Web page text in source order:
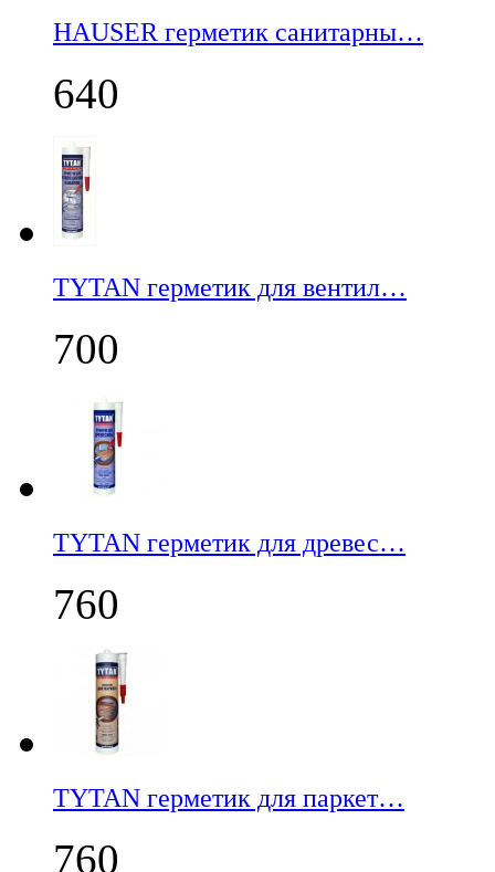
НАUSER герметик санитарны…
640
TYTAN герметик для вентил…
700
TYTAN герметик для древес…
760
TYTAN герметик для паркет…
760